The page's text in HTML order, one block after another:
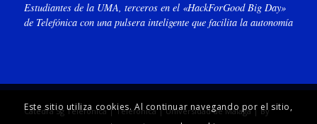
Estudiantes de la UMA, terceros en el «HackForGood Big Day»
de Telefónica con una pulsera inteligente que facilita la autonomía
Cátedra 5g Telefónica | Telefónica | Universidad de Málaga | By
Este sitio utiliza cookies. Al continuar navegando por el sitio,